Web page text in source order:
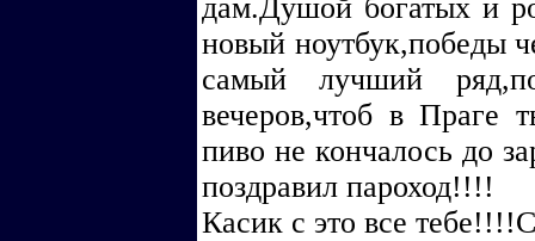
дам.Душой богатых и
новый ноутбук,победы
самый лучший
вечеров,чтоб в Праге
пиво не кончалось до
поздравил пароход!!!!
Касик с это все